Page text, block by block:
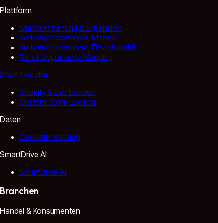
Plattform
Standortplanung & Expansion
Verbraucheranalyse: Marken
Verbraucheranalyse: Einzelhandel
Retail Opportunity Mapping
Store Locator
Shopify Store Locator
Custom Store Locator
Daten
Geodatenkatalog
SmartDrive AI
SmartDrive AI
Branchen
Handel & Konsumenten